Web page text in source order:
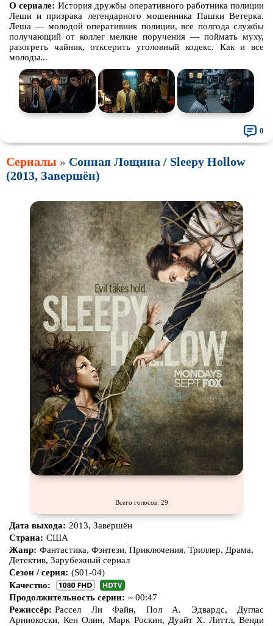
О сериале: История дружбы оперативного работника полиции
Леши и призрака легендарного мошенника Пашки Ветерка.
Леша — молодой оперативник полиции, все полгода службы
получающий от коллег мелкие поручения — поймать муху,
разогреть чайник, отксерить уголовный кодекс. Как и все
молоды...
0
Сериалы » Сонная Лощина / Sleepy Hollow
(2013, Завершён)
Всего голосов: 29
Дата выхода: 2013, Завершён
Страна: США
Жанр: Фантастика, Фэнтези, Приключения, Триллер, Драма,
Детектив, Зарубежный сериал
Сезон / серия: (S01-04)
Качество:
Продолжительность серии: ~ 00:47
Режиссёр: Рассел Ли Файн, Пол А. Эдвардс, Дуглас
Арниокоски, Кен Олин, Марк Роскин, Дуайт Х. Литтл, Венди